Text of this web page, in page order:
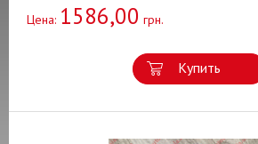
Цена: 1586,00 грн.
Купить